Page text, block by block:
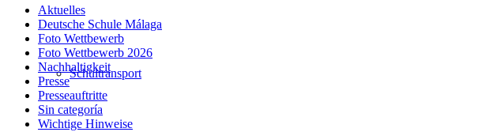
Schultransport
Aktuelles
Deutsche Schule Málaga
Foto Wettbewerb
Foto Wettbewerb 2026
Nachhaltigkeit
Presse
Presseauftritte
Sin categoría
Wichtige Hinweise